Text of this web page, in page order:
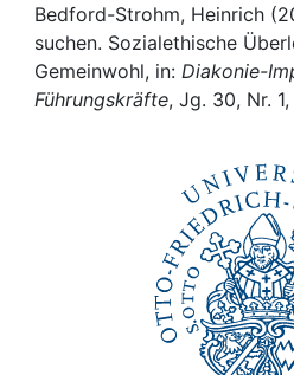
Awards
My FIS
Bedford-Strohm, Heinrich
suchen. Sozialethische
Gemeinwohl, in: Diakonie-
Führungskräfte, Jg. 30, Nr. 1,